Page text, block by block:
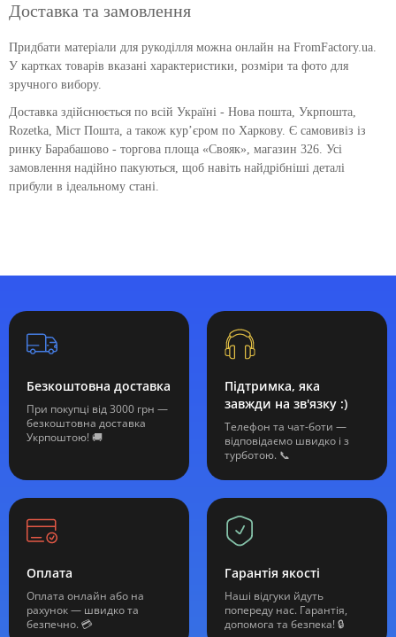
Доставка та замовлення
Придбати матеріали для рукоділля можна онлайн на FromFactory.ua.
У картках товарів вказані характеристики, розміри та фото для
зручного вибору.
Доставка здійснюється по всій Україні - Нова пошта, Укрпошта,
Rozetka, Міст Пошта, а також кур’єром по Харкову. Є самовивіз із
ринку Барабашово - торгова площа «Свояк», магазин 326. Усі
замовлення надійно пакуються, щоб навіть найдрібніші деталі
прибули в ідеальному стані.
Безкоштовна доставка
При покупці від 3000 грн —
безкоштовна доставка
Укрпоштою! 🚚
Підтримка, яка
завжди на зв'язку :)
Телефон та чат-боти —
відповідаємо швидко і з
турботою. 📞
Оплата
Оплата онлайн або на
рахунок — швидко та
безпечно. 💳
Гарантія якості
Наші відгуки йдуть
попереду нас. Гарантія,
допомога та безпека! 🔒